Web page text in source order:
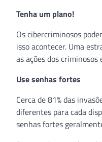
Tenha um plano!
Os cibercriminosos
isso acontecer. Uma
as ações dos
Use senhas fortes
Cerca de 81% das
diferentes para cada
senhas fortes